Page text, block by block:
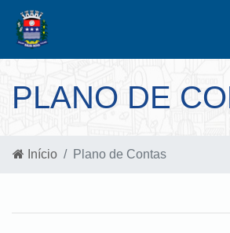
PLANO DE
Início Plano de Contas